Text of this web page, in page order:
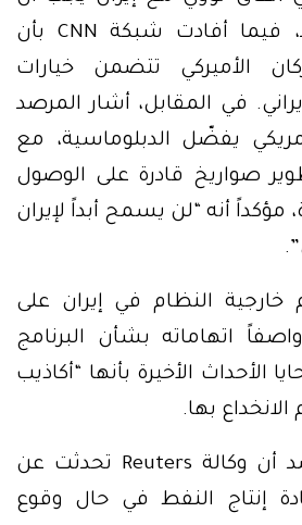
يكون مفتوح الأمد، فيما أفادت شبكة CNN بأن
الأميركي تتضمن خيارات
في المقابل، أشار المرصد
يفضّل الدبلوماسية، مع
صواريخ قادرة على الوصول
مؤكداً أنه “لن يسمح أبداً لإيران
خارجية النظام في إيران على
اتهاماته بشأن البرنامج
الأحداث الأخيرة بأنها “أكاذيب
الانخداع بها.
إقليمياً، أورد المرصد أن وكالة Reuters تحدثت عن
إنتاج النفط في حال وقوع